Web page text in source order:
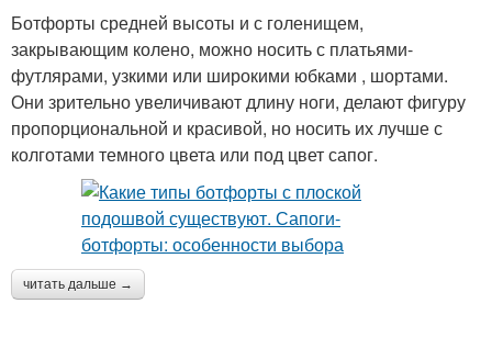
Ботфорты средней высоты и с голенищем,
закрывающим колено, можно носить с платьями-
футлярами, узкими или широкими юбками , шортами.
Они зрительно увеличивают длину ноги, делают фигуру
пропорциональной и красивой, но носить их лучше с
колготами темного цвета или под цвет сапог.
читать дальше →